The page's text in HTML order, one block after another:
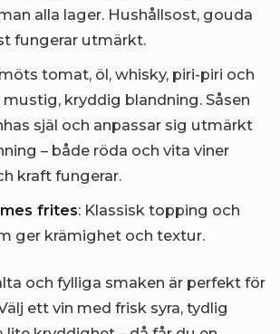
alla lager. Hushållsost, gouda
fungerar utmärkt.
tomat, öl, whisky, piri-piri och
kryddig blandning. Såsen
själ och anpassar sig utmärkt
– både röda och vita viner
kraft fungerar.
frites: Klassisk topping och
ger krämighet och textur.
och fylliga smaken är perfekt för
ett vin med frisk syra, tydlig